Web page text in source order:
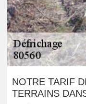
NOTRE TARIF
TERRAINS